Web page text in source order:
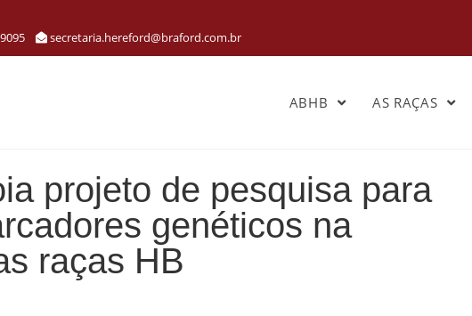
secretaria.hereford@braford.com.br
ABHB AS RAÇAS
projeto de pesquisa para
genéticos na
raças HB